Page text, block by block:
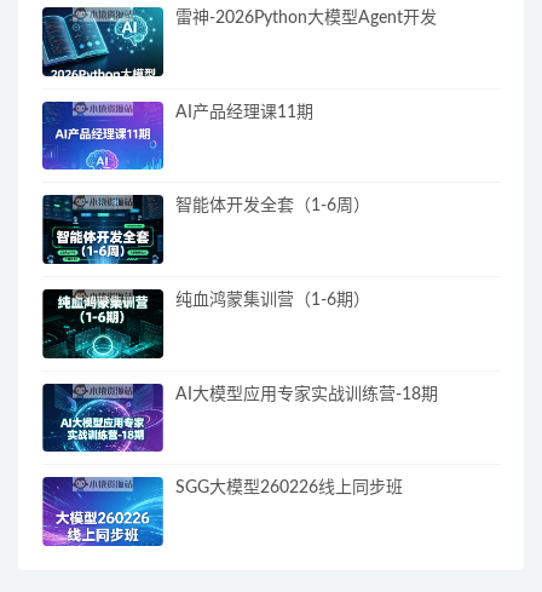
雷神-2026Python大模型Agent开发
AI产品经理课11期
智能体开发全套（1-6周）
纯血鸿蒙集训营（1-6期）
AI大模型应用专家实战训练营-18期
SGG大模型260226线上同步班